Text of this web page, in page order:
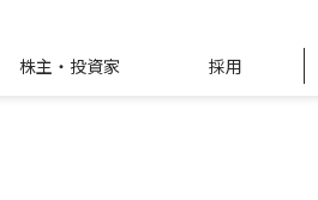
株主・投資家 採用